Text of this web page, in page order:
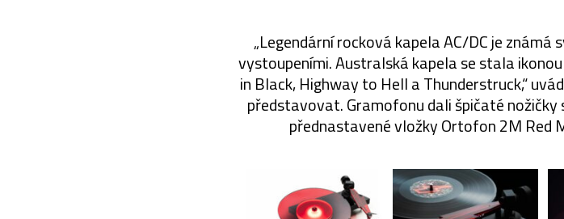
„Legendární rocková kapela AC/DC je
vystoupeními. Australská kapela se stala
in Black, Highway to Hell a Thunderstruck,“
představovat. Gramofonu dali špičaté
přednastavené vložky Ortofon 2M Red